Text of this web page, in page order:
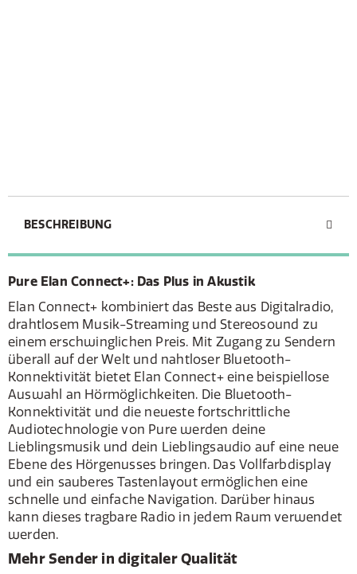
BESCHREIBUNG
Pure Elan Connect+: Das Plus in Akustik
Elan Connect+ kombiniert das Beste aus Digitalradio,
drahtlosem Musik-Streaming und Stereosound zu
einem erschwinglichen Preis. Mit Zugang zu Sendern
überall auf der Welt und nahtloser Bluetooth-
Konnektivität bietet Elan Connect+ eine beispiellose
Auswahl an Hörmöglichkeiten. Die Bluetooth-
Konnektivität und die neueste fortschrittliche
Audiotechnologie von Pure werden deine
Lieblingsmusik und dein Lieblingsaudio auf eine neue
Ebene des Hörgenusses bringen. Das Vollfarbdisplay
und ein sauberes Tastenlayout ermöglichen eine
schnelle und einfache Navigation. Darüber hinaus
kann dieses tragbare Radio in jedem Raum verwendet
werden.
Mehr Sender in digitaler Qualität